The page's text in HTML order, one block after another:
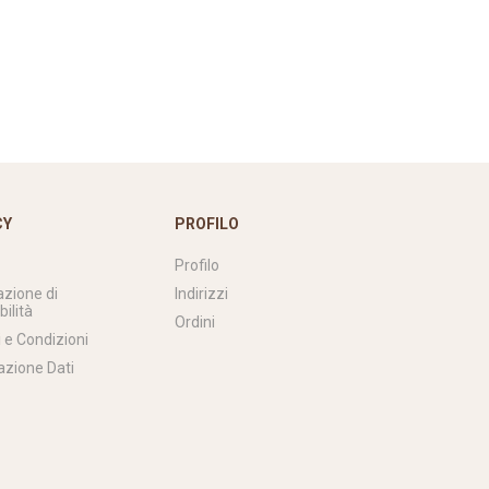
di
e Condizioni
Dati
PROFILO
Profilo
Indirizzi
Ordini